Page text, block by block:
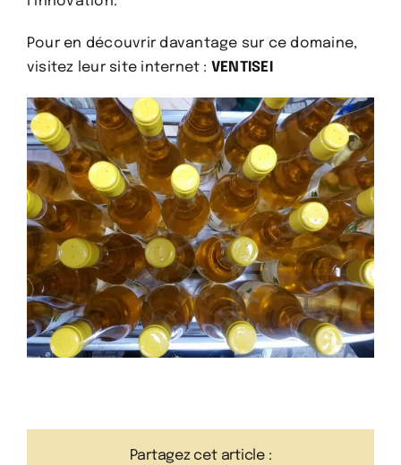
Pour en découvrir davantage sur ce domaine,
visitez leur site internet : VENTISEI
Partagez cet article :